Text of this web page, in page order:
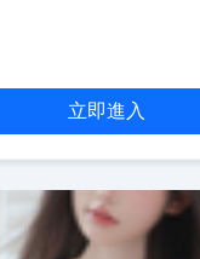
立即進入